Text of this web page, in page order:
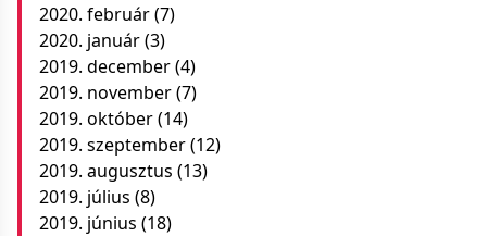
2020. február(7)
2020. január(3)
2019. december(4)
2019. november(7)
2019. október(14)
2019. szeptember(12)
2019. augusztus (13)
2019. július (8)
2019. június (18)